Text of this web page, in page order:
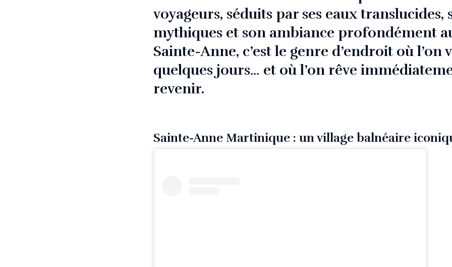
voyageurs, séduits par ses eaux translucides,
mythiques et son ambiance profondément
Sainte-Anne, c’est le genre d’endroit où l’on
quelques jours… et où l’on rêve
revenir.
Sainte-Anne Martinique : un village balnéaire